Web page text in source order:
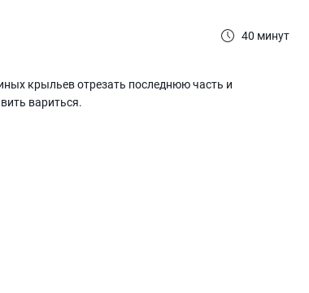
40 минут
крыльев отрезать последнюю часть и
вариться.